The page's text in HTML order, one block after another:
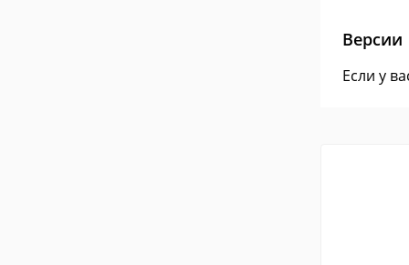
Версии
Если у